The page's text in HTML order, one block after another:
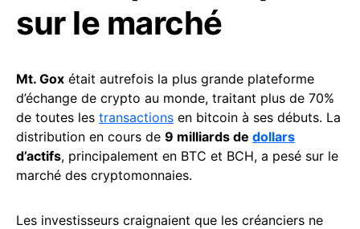
sur le marché
Mt. Gox était autrefois la plus grande plateforme
d’échange de crypto au monde, traitant plus de 70%
de toutes les transactions en bitcoin à ses débuts. La
distribution en cours de 9 milliards de dollars
d’actifs, principalement en BTC et BCH, a pesé sur le
marché des cryptomonnaies.
Les investisseurs craignaient que les créanciers ne